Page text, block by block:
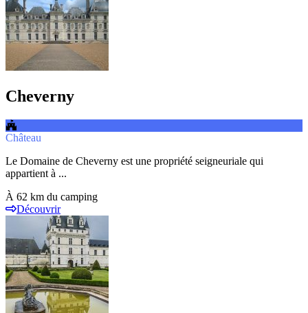
Cheverny
Château
Le Domaine de Cheverny est une propriété seigneuriale qui
appartient à ...
À 62 km du camping
Découvrir